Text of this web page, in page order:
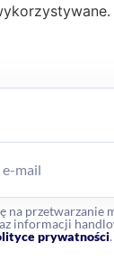
na przetwarzanie
informacji
prywatności.